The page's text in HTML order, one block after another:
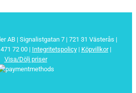
AB | Signalistgatan 7 | 721 31 Västerås |
72 00 | Integritetspolicy| Köpvillkor|
Visa/Dölj priser